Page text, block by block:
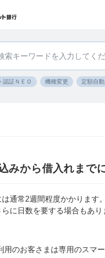
認証ＮＥＯ 機種変更 定額自
込みから借入れま
通常2週間程度かかります。
に日数を要する場合もあ
のお客さまは専用のスマ